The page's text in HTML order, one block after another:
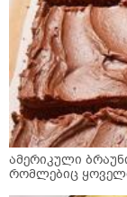
ამერიკული
რომლებიც